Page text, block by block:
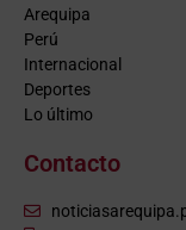
Arequipa
Perú
Internacional
Deportes
Lo último
Contacto